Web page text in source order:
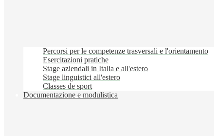
Percorsi per le competenze trasversali e l'orientamento
Esercitazioni pratiche
Stage aziendali in Italia e all'estero
Stage linguistici all'estero
Classes de sport
Documentazione e modulistica